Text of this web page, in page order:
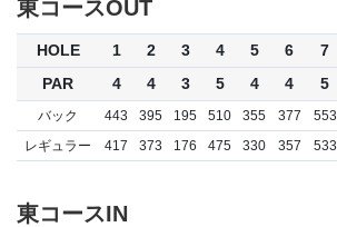
東コースOUT
HOLE 1 2 3 4 5 6 7
PAR
4 4 3 5 4 4 5
バック 443 395 195 510 355 377 553
レギュラー
417 373 176 475 330 357 533
東コースIN